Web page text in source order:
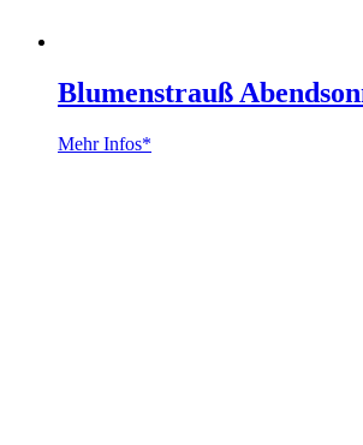
Blumenstrauß
Mehr Infos*